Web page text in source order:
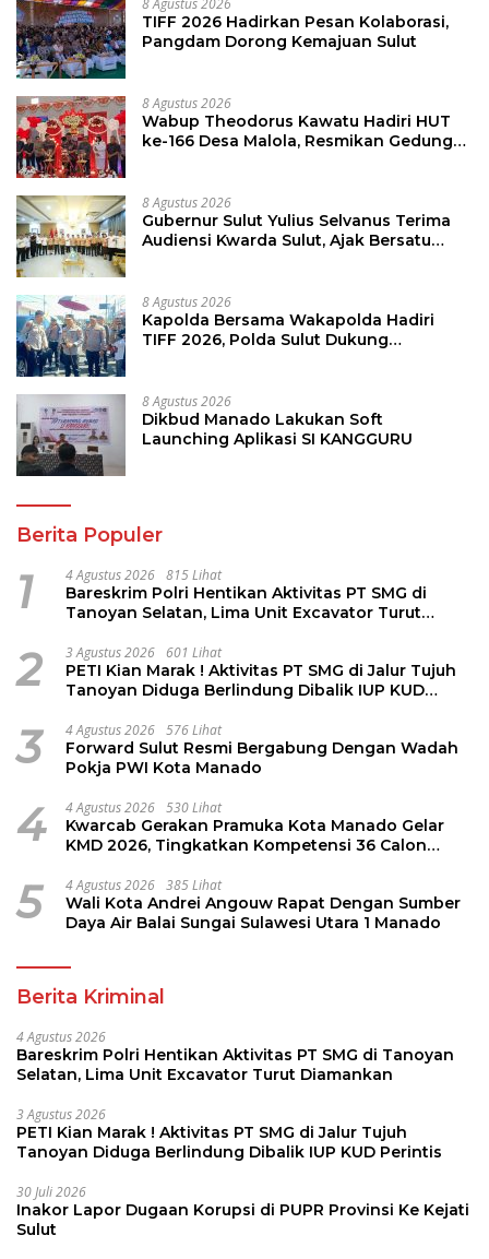
8 Agustus 2026
TIFF 2026 Hadirkan Pesan Kolaborasi,
Pangdam Dorong Kemajuan Sulut
8 Agustus 2026
Wabup Theodorus Kawatu Hadiri HUT
ke-166 Desa Malola, Resmikan Gedung
8 Agustus 2026
Gubernur Sulut Yulius Selvanus Terima
Audiensi Kwarda Sulut, Ajak Bersatu
8 Agustus 2026
Kapolda Bersama Wakapolda Hadiri
TIFF 2026, Polda Sulut Dukung
8 Agustus 2026
Dikbud Manado Lakukan Soft
Launching Aplikasi SI KANGGURU
Berita Populer
1 4 Agustus 2026 815 Lihat
Bareskrim Polri Hentikan Aktivitas PT SMG di
Tanoyan Selatan, Lima Unit Excavator Turut
2 3 Agustus 2026 601 Lihat
PETI Kian Marak ! Aktivitas PT SMG di Jalur Tujuh
Tanoyan Diduga Berlindung Dibalik IUP KUD
3 4 Agustus 2026 576 Lihat
Forward Sulut Resmi Bergabung Dengan Wadah
Pokja PWI Kota Manado
4 4 Agustus 2026 530 Lihat
Kwarcab Gerakan Pramuka Kota Manado Gelar
KMD 2026, Tingkatkan Kompetensi 36 Calon
5 4 Agustus 2026 385 Lihat
Wali Kota Andrei Angouw Rapat Dengan Sumber
Daya Air Balai Sungai Sulawesi Utara 1 Manado
Berita Kriminal
4 Agustus 2026
Bareskrim Polri Hentikan Aktivitas PT SMG di Tanoyan
Selatan, Lima Unit Excavator Turut Diamankan
3 Agustus 2026
PETI Kian Marak ! Aktivitas PT SMG di Jalur Tujuh
Tanoyan Diduga Berlindung Dibalik IUP KUD Perintis
30 Juli 2026
Inakor Lapor Dugaan Korupsi di PUPR Provinsi Ke Kejati
Sulut